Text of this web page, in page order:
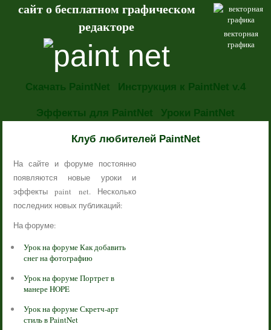
векторная
графика
сайт о бесплатном графическом
редакторе
Скачать PaintNet Инструкция к PaintNet v.4
Эффекты для PaintNet Уроки PaintNet
Клуб любителей PaintNet
На сайте и форуме постоянно
появляются новые уроки и
эффекты paint net. Несколько
последних новых публикаций:
На форуме:
Урок на форуме Как добавить
снег на фотографию
Урок на форуме Портрет в
манере HOPE
Урок на форуме Скретч-арт
стиль в PaintNet